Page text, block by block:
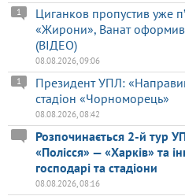
Циганков пропустив уже
«Жирони», Ванат оформив
(ВІДЕО)
1
08.08.2026, 09:06
Президент УПЛ:
стадіон «Чорноморець»
1
08.08.2026, 08:42
Розпочинається 2-й тур
«Полісся» — «Харків» та
господарі та стадіони
08.08.2026, 08:16